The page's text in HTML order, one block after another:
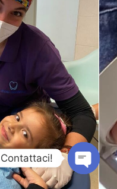
Contattaci!
Open